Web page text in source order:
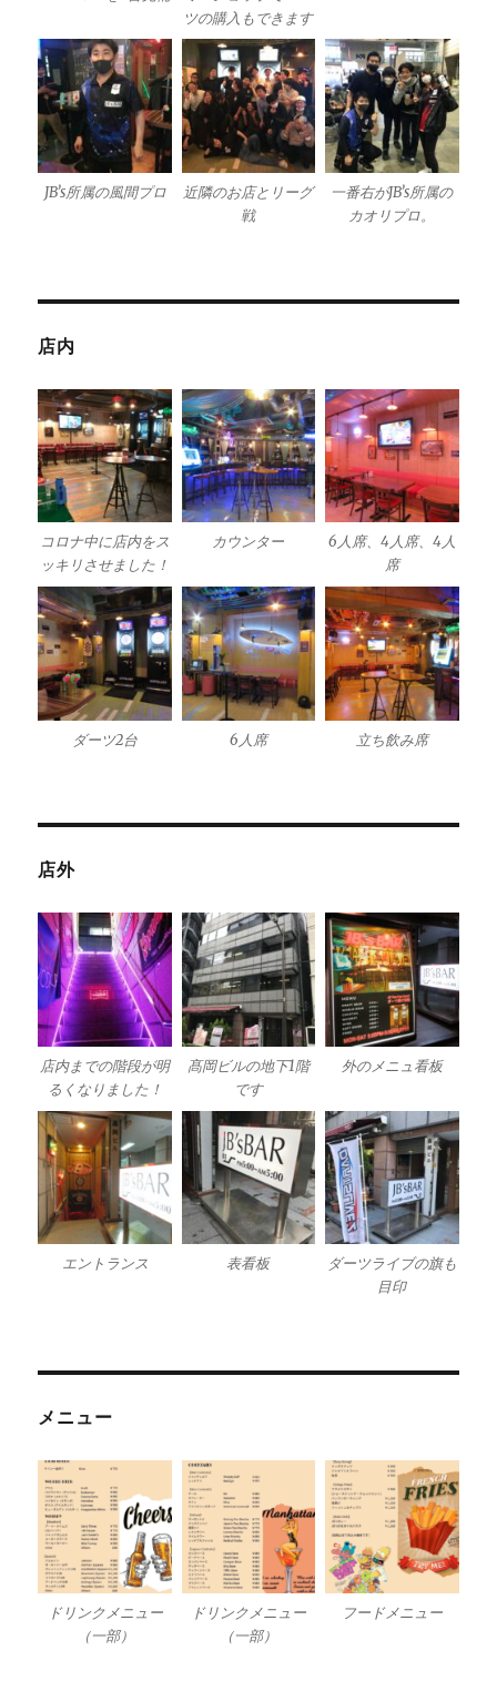
ツの購入もできます
JB’s所属の風間プロ
近隣のお店とリーグ
戦
一番右がJB’s所属の
カオリプロ。
店内
コロナ中に店内をス
ッキリさせました！
カウンター
6人席、4人席、4人
席
ダーツ2台 6人席 立ち飲み席
店外
店内までの階段が明
るくなりました！
髙岡ビルの地下1階
です
外のメニュ看板
エントランス 表看板
ダーツライブの旗も
目印
メニュー
ドリンクメニュー
（一部）
ドリンクメニュー
（一部）
フードメニュー